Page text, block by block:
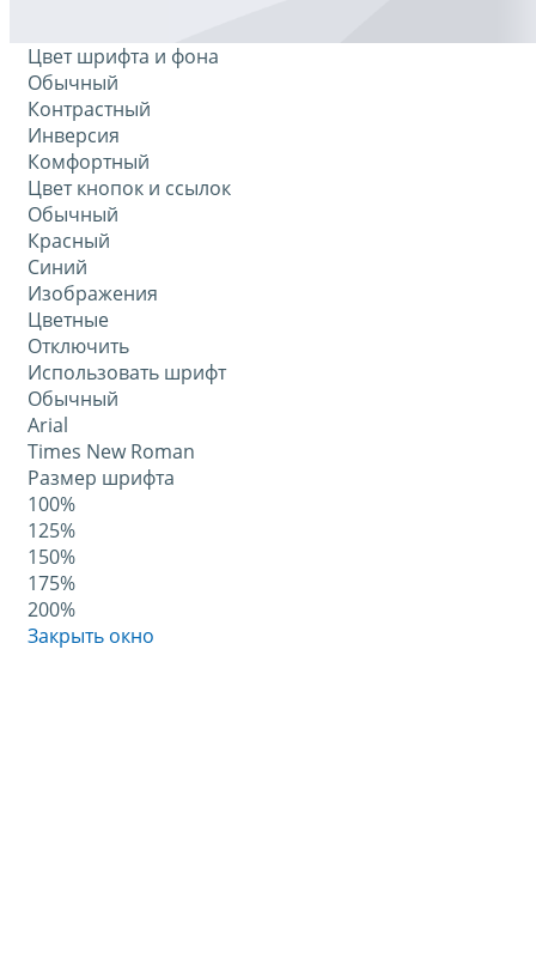
Цвет шрифта и фона
Обычный
Контрастный
Инверсия
Комфортный
Цвет кнопок и ссылок
Обычный
Красный
Синий
Изображения
Цветные
Отключить
Использовать шрифт
Обычный
Arial
Times New Roman
Размер шрифта
100%
125%
150%
175%
200%
Закрыть окно